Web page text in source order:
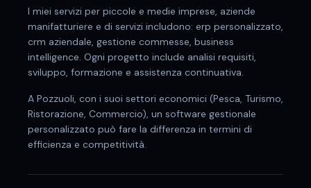
I miei servizi per piccole e medie imprese, aziende
manifatturiere e di servizi includono: erp personalizzato,
crm aziendale, gestione commesse, business
intelligence. Ogni progetto include analisi requisiti,
sviluppo, formazione e assistenza continuativa.
A Pozzuoli, con i suoi settori economici (Pesca, Turismo,
Ristorazione, Commercio), un software gestionale
personalizzato può fare la differenza in termini di
efficienza e competitività.